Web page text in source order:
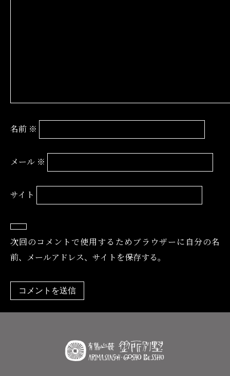
名前 ※
メール ※
サイト
次回のコメントで使用するためブラウザーに自分の名
前、メールアドレス、サイトを保存する。